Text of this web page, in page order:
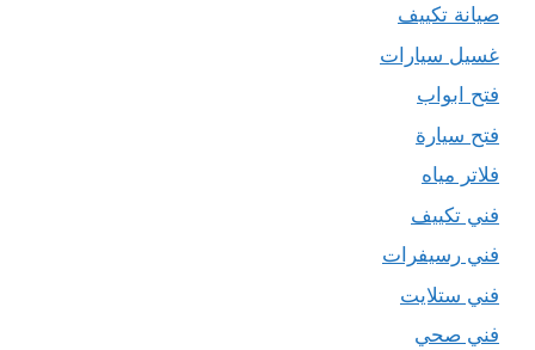
صيانة تكييف
غسيل سيارات
فتح ابواب
فتح سيارة
فلاتر مياه
فني تكييف
فني رسيفرات
فني ستلايت
فني صحي